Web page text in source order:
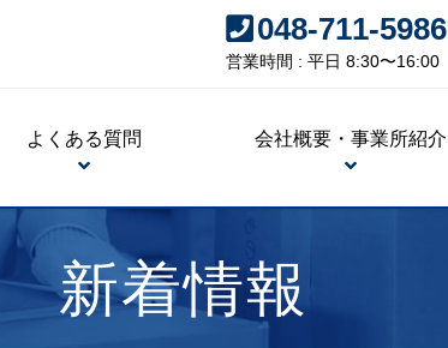
048-711-5986
営業時間 : 平日 8:30〜16:00
よくある質問 会社概要・事業所紹介
新着情報